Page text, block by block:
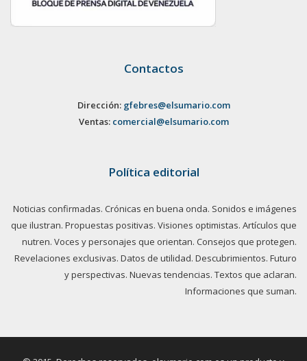
Contactos
Dirección: gfebres@elsumario.com
Ventas: comercial@elsumario.com
Política editorial
Noticias confirmadas. Crónicas en buena onda. Sonidos e imágenes
que ilustran. Propuestas positivas. Visiones optimistas. Artículos que
nutren. Voces y personajes que orientan. Consejos que protegen.
Revelaciones exclusivas. Datos de utilidad. Descubrimientos. Futuro
y perspectivas. Nuevas tendencias. Textos que aclaran.
Informaciones que suman.